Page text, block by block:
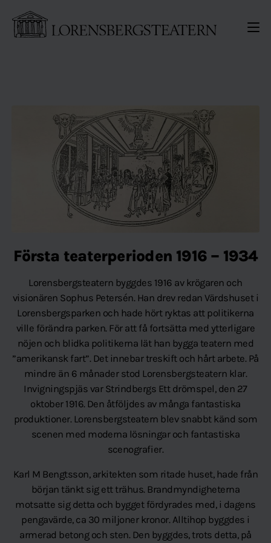
Första teaterperioden 1916 – 1934
Lorensbergsteatern byggdes 1916 av krögaren och
visionären Sophus Petersén. Han drev redan Värdshuset i
Lorensbergsparken och hade hört ryktas att politikerna
ville förändra parken. För att få fortsätta med ytterligare
nöjen och blidka politikerna lät han bygga teatern med
”amerikansk fart”. Det innebar treskift och hårt arbete. På
mindre än 6 månader stod Lorensbergsteatern klar.
Invigningspjäs var Strindbergs Ett drömspel, den 27
oktober 1916. Den åtföljdes av många fantastiska
produktioner. Lorensbergsteatern blev snabbt känd som
scenen med moderna lösningar och fantastiska
scenografier.
Karl M Bengtsson, arkitekten som ritade huset, hade från
början tänkt sig ett trähus. Brandmyndigheterna
motsatte sig detta och bygget fördyrades med, i dagens
pengavärde, ca 30 miljoner kronor. Alltihop byggdes i
armerad betong och sten. Den byggdes, trots detta, på